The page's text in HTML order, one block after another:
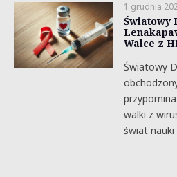
1 grudnia
Światowy
Walce z
Światowy
walki z
świat nauki